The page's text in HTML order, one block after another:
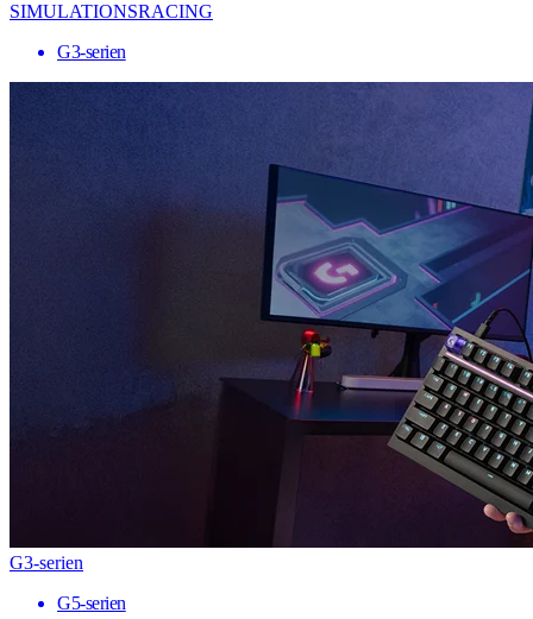
SIMULATIONSRACING
G3-serien
G3-serien
G5-serien